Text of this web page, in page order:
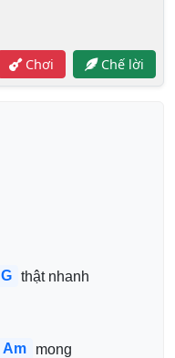
Chơi Chế lời
G thật nhanh
Am mong